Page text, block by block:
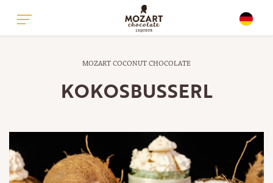
UNITED KINGDOM - ENGLISH
MOZART COCONUT CHOCOLATE
KOKOSBUSSERL